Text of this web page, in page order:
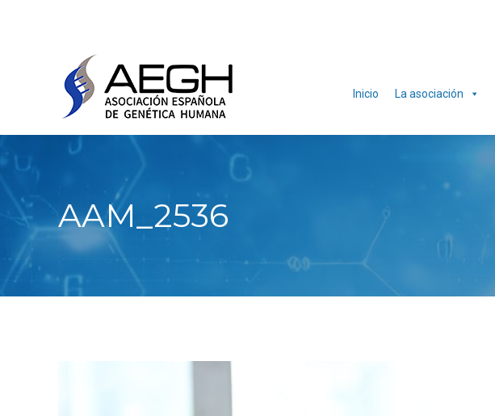
Inicio La asociación
AAM_2536